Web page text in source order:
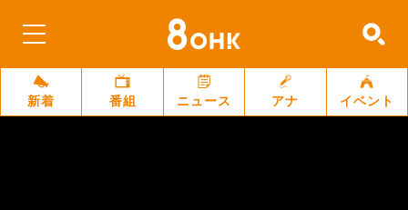
新着 番組 ニュース アナ イベント